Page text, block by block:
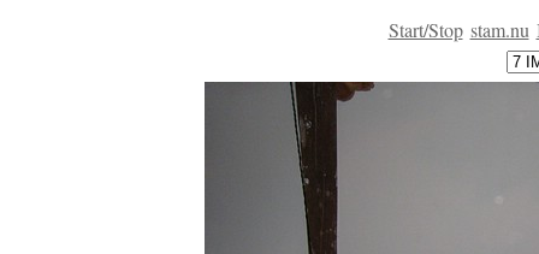
Start/Stop stam.nu